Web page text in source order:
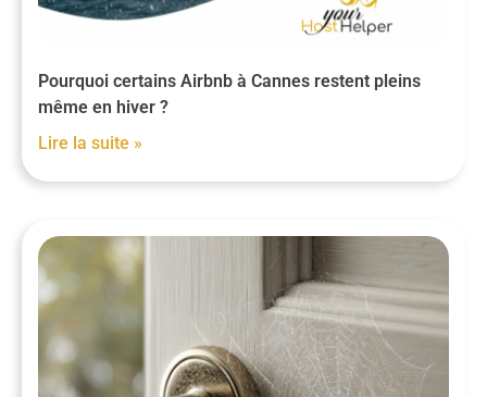
Pourquoi certains Airbnb à Cannes restent pleins
même en hiver ?
Lire la suite »